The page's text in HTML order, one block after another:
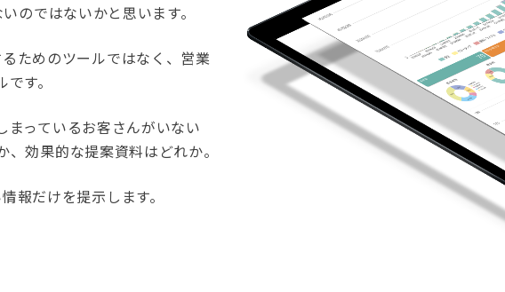
のではないかと思います。
ためのツールではなく、営業
す。
まっているお客さんがいない
効果的な提案資料はどれか。
報だけを提示します。